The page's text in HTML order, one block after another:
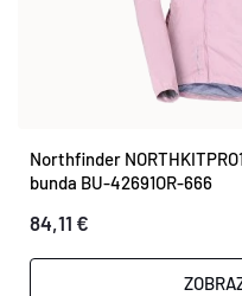
Northfinder
bunda BU-42691OR-666
84,11 €